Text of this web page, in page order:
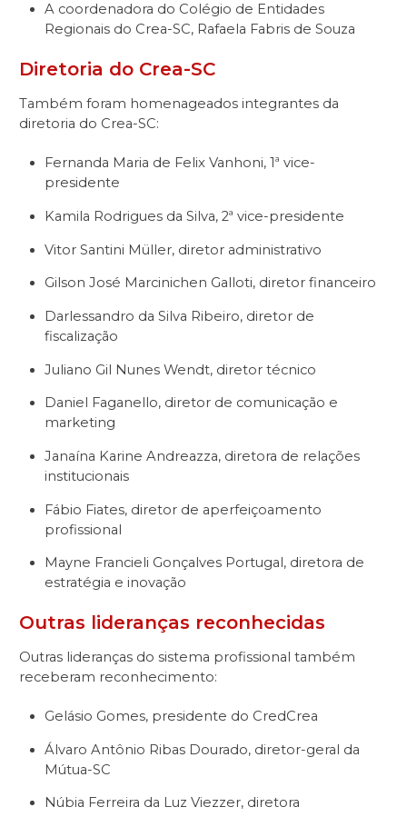
A coordenadora do Colégio de Entidades
Regionais do Crea-SC, Rafaela Fabris de Souza
Diretoria do Crea-SC
Também foram homenageados integrantes da
diretoria do Crea-SC:
Fernanda Maria de Felix Vanhoni, 1ª vice-
presidente
Kamila Rodrigues da Silva, 2ª vice-presidente
Vitor Santini Müller, diretor administrativo
Gilson José Marcinichen Galloti, diretor financeiro
Darlessandro da Silva Ribeiro, diretor de
fiscalização
Juliano Gil Nunes Wendt, diretor técnico
Daniel Faganello, diretor de comunicação e
marketing
Janaína Karine Andreazza, diretora de relações
institucionais
Fábio Fiates, diretor de aperfeiçoamento
profissional
Mayne Francieli Gonçalves Portugal, diretora de
estratégia e inovação
Outras lideranças reconhecidas
Outras lideranças do sistema profissional também
receberam reconhecimento:
Gelásio Gomes, presidente do CredCrea
Álvaro Antônio Ribas Dourado, diretor-geral da
Mútua-SC
Núbia Ferreira da Luz Viezzer, diretora